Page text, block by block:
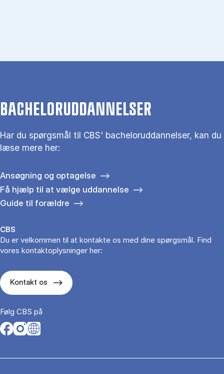
BACHELORUDDANNELSER
Har du spørgsmål til CBS' bacheloruddannelser, kan du
læse mere her:
Ansøgning og optagelse
Få hjælp til at vælge uddannelse
Guide til forældre
CBS
Du er velkommen til at kontakte os med dine spørgsmål. Find
vores kontaktoplysninger her:
Kontakt os
Følg CBS på
Opens in a new tab
Opens in a new tab
Opens in a new tab